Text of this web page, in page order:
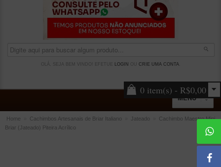
OLÁ, SEJA BEM VINDO! EFETUE LOGIN CRIE UMA CONTA.
0 item(s) - R$0,00
MENU
ACESSÓRIOS
Home Cachimbos Artesanais de Briar Italiano Jateado
Cachimbo Maestro Mini
Briar (Jateado) Piteira Acrílico